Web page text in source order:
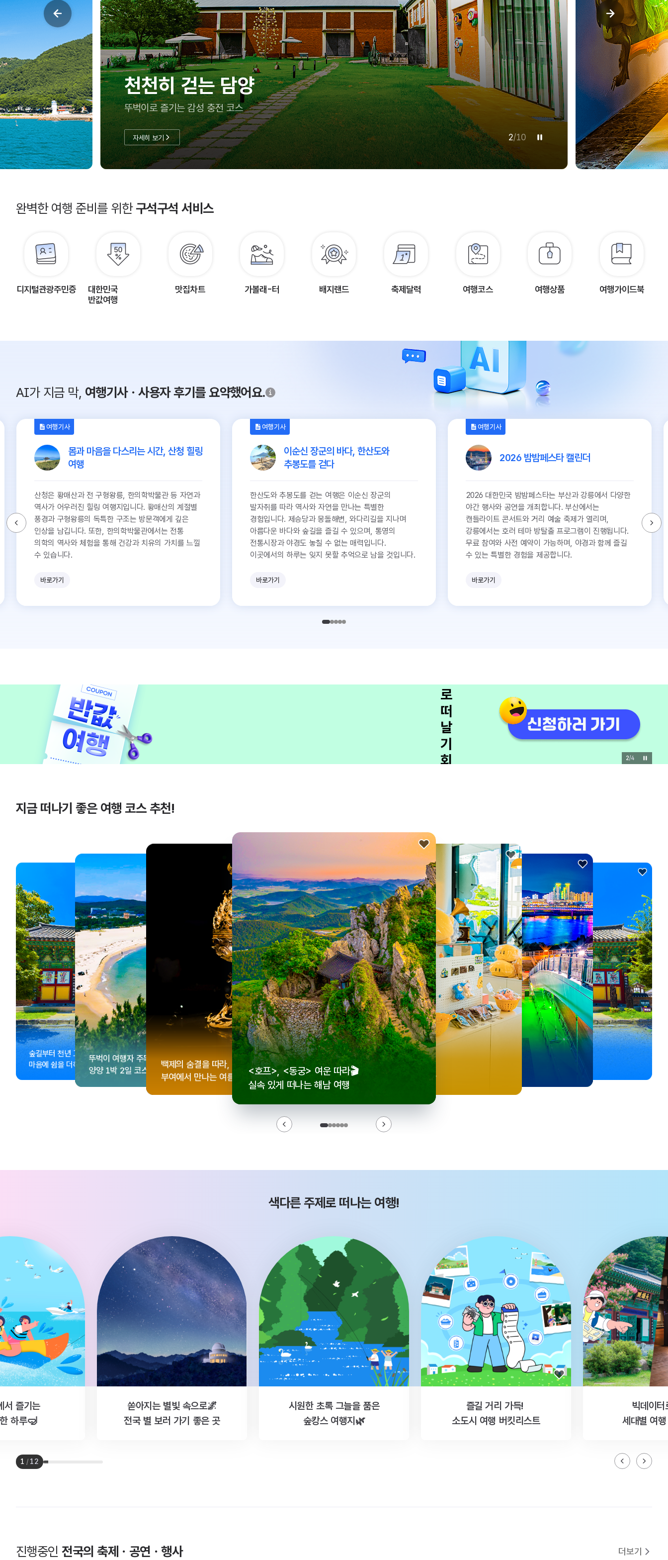
천천히 걷는 담양
뚜벅이로 즐기는 감성 충전 코스
자세히 보기 2/10
완벽한 여행 준비를 위한구석구석 서비스
디지털관광주민증
대한민국
반값여행
맛집차트 가볼래-터 배지랜드 축제달력 여행코스 여행상품 여행가이드북
AI가 지금 막, 여행기사ㆍ사용자 후기를 요약했어요.
여행기사
몸과 마음을 다스리는 시간, 산청 힐링
여행
산청은 황매산과 전 구형왕릉, 한의학박물관 등 자연과
역사가 어우러진 힐링 여행지입니다. 황매산의 계절별
풍경과 구형왕릉의 독특한 구조는 방문객에게 깊은
인상을 남깁니다. 또한, 한의학박물관에서는 전통
의학의 역사와 체험을 통해 건강과 치유의 가치를 느낄
수 있습니다.
바로가기
여행기사
이순신 장군의 바다, 한산도와
추봉도를 걷다
한산도와 추봉도를 걷는 여행은 이순신 장군의
발자취를 따라 역사와 자연을 만나는 특별한
경험입니다. 제승당과 몽돌해변, 와다리길을 지나며
아름다운 바다와 숲길을 즐길 수 있으며, 통영의
전통시장과 야경도 놓칠 수 없는 매력입니다.
이곳에서의 하루는 잊지 못할 추억으로 남을 것입니다.
바로가기
여행기사
2026 밤밤페스타 캘린더
2026 대한민국 밤밤페스타는 부산과 강릉에서 다양한
야간 행사와 공연을 개최합니다. 부산에서는
캔들라이트 콘서트와 거리 예술 축제가 열리며,
강릉에서는 호러 테마 방탈출 프로그램이 진행됩니다.
무료 참여와 사전 예약이 가능하며, 야경과 함께 즐길
수 있는 특별한 경험을 제공합니다.
바로가기
쾌
모
집
관
을
3/4
지금 떠나기 좋은 여행 코스 추천!
<동궁> 여운 따라🎬
떠나는 해남 여행
수집!
기념품숍 3곳⭐
더 재미있어지는숲길부터 천년 고찰까지!
마음에 쉼을 더하는 부안
뚜벅이 여행자 주목🚶
양양 1박 2일 코스
백제의 숨결을 따라,
부여에서 만나는 여름
<호프>, <동궁> 여운 따라🎬
실속 있게 떠나는 해남 여행
로컬 감성 수집!
전국 로컬 기념품숍 3곳⭐
우리말이 더 재미있어지는숲길부터 천년 고찰까지!뚜벅이 여행자 주목🚶
양양 1박 2일 코스
백제의 숨결을 따라,
부여에서 만나는 여름
<호프>, <동궁> 여운 따라🎬
실속 있게 떠나는 해남 여행
로컬 감성 수집!
전국 로컬 기념품숍 3곳⭐
우리말이 더 재미있어지는
세종 한글 여행
숲길부터 천년 고찰까지!
마음에 쉼을 더하는 부안
뚜벅이 여행자 주목🚶
양양 1박 2일 코스
백제의 숨결을 따라,
부여에서 만나는 여름
색다른 주제로 떠나는 여행!
서 즐기는
하루🤿
쏟아지는 별빛 속으로🌌
전국 별 보러 가기 좋은 곳
시원한 초록 그늘을 품은
숲캉스 여행지🌿
즐길 거리 가득!
소도시 여행 버킷리스트
빅데이터
세대별 여
1 / 12
진행중인전국의 축제ㆍ공연ㆍ행사 더보기